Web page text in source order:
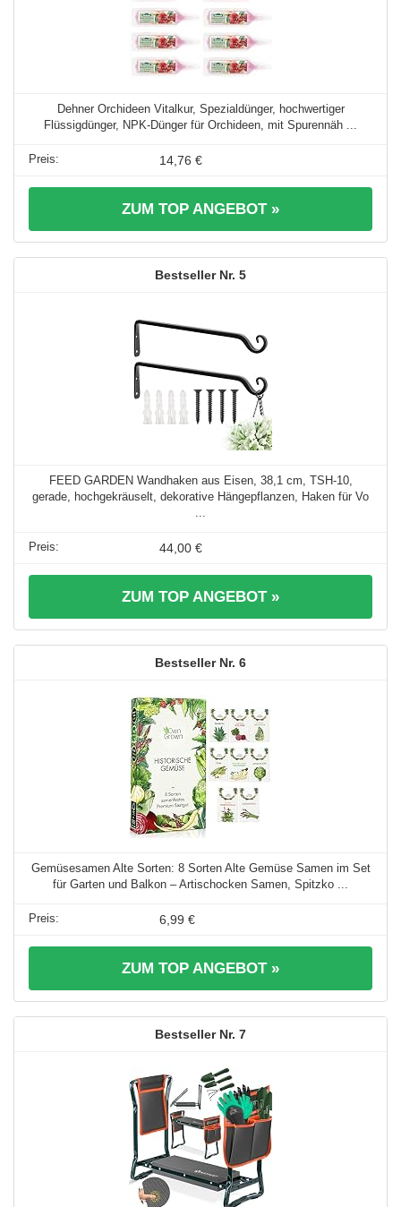
Dehner Orchideen Vitalkur, Spezialdünger, hochwertiger
Flüssigdünger, NPK-Dünger für Orchideen, mit Spurennäh ...
14,76 €
ZUM TOP ANGEBOT »
5
FEED GARDEN Wandhaken aus Eisen, 38,1 cm, TSH-10,
gerade, hochgekräuselt, dekorative Hängepflanzen, Haken für Vo
44,00 €
ZUM TOP ANGEBOT »
6
Gemüsesamen Alte Sorten: 8 Sorten Alte Gemüse Samen im Set
für Garten und Balkon – Artischocken Samen, Spitzko ...
6,99 €
ZUM TOP ANGEBOT »
7